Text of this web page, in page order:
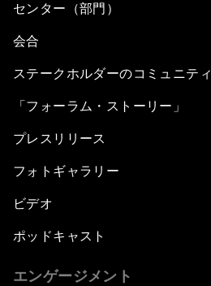
センター（部門）
会合
ステークホルダーのコミュニティ
「フォーラム・ストーリー」
プレスリリース
フォトギャラリー
ビデオ
ポッドキャスト
エンゲージメント